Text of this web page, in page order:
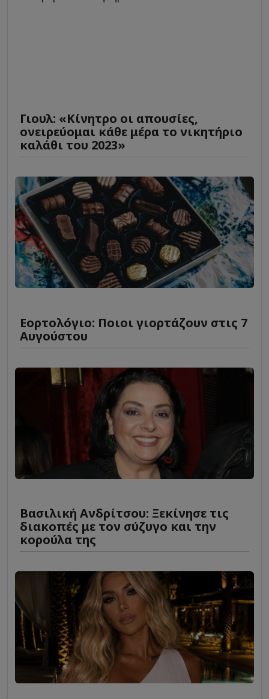
Γιουλ: «Κίνητρο οι απουσίες,
ονειρεύομαι κάθε μέρα το νικητήριο
καλάθι του 2023»
Εορτολόγιο: Ποιοι γιορτάζουν στις 7
Αυγούστου
Βασιλική Ανδρίτσου: Ξεκίνησε τις
διακοπές με τον σύζυγο και την
κορούλα της